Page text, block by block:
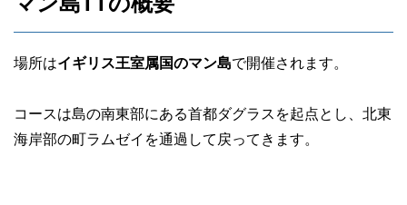
場所はイギリス王室属国のマン島で開催されます。
コースは島の南東部にある首都ダグラスを起点とし、北東
海岸部の町ラムゼイを通過して戻ってきます。